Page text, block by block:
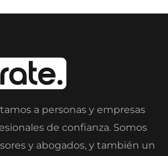
a personas y empresas
de confianza. Somos
y abogados, y también un